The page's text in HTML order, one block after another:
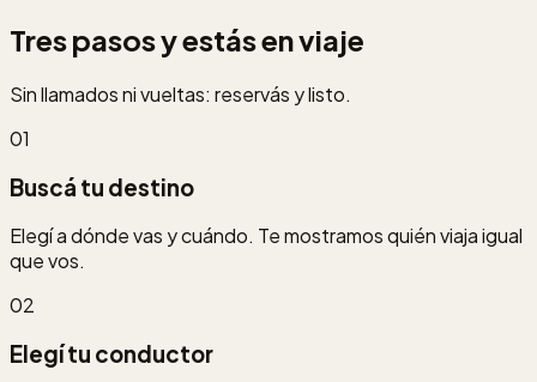
Tres pasos y estás en viaje
Sin llamados ni vueltas: reservás y listo.
01
Buscá tu destino
Elegí a dónde vas y cuándo. Te mostramos quién viaja igual
que vos.
02
Elegí tu conductor